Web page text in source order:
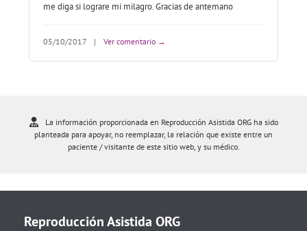
me diga si lograre mi milagro. Gracias de antemano
05/10/2017 | Ver comentario →
La información proporcionada en Reproducción Asistida ORG ha sido
planteada para apoyar, no reemplazar, la relación que existe entre un
paciente / visitante de este sitio web, y su médico.
Reproducción Asistida ORG